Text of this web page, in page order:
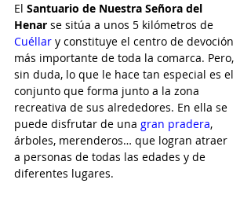
El Santuario de Nuestra Señora del
Henar se sitúa a unos 5 kilómetros de
Cuéllar y constituye el centro de devoción
más importante de toda la comarca. Pero,
sin duda, lo que le hace tan especial es el
conjunto que forma junto a la zona
recreativa de sus alrededores. En ella se
puede disfrutar de una gran pradera,
árboles, merenderos… que logran atraer
a personas de todas las edades y de
diferentes lugares.